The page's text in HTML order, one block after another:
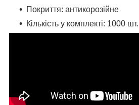
Покриття: антикорозійне
Кількість у комплекті: 1000 шт.